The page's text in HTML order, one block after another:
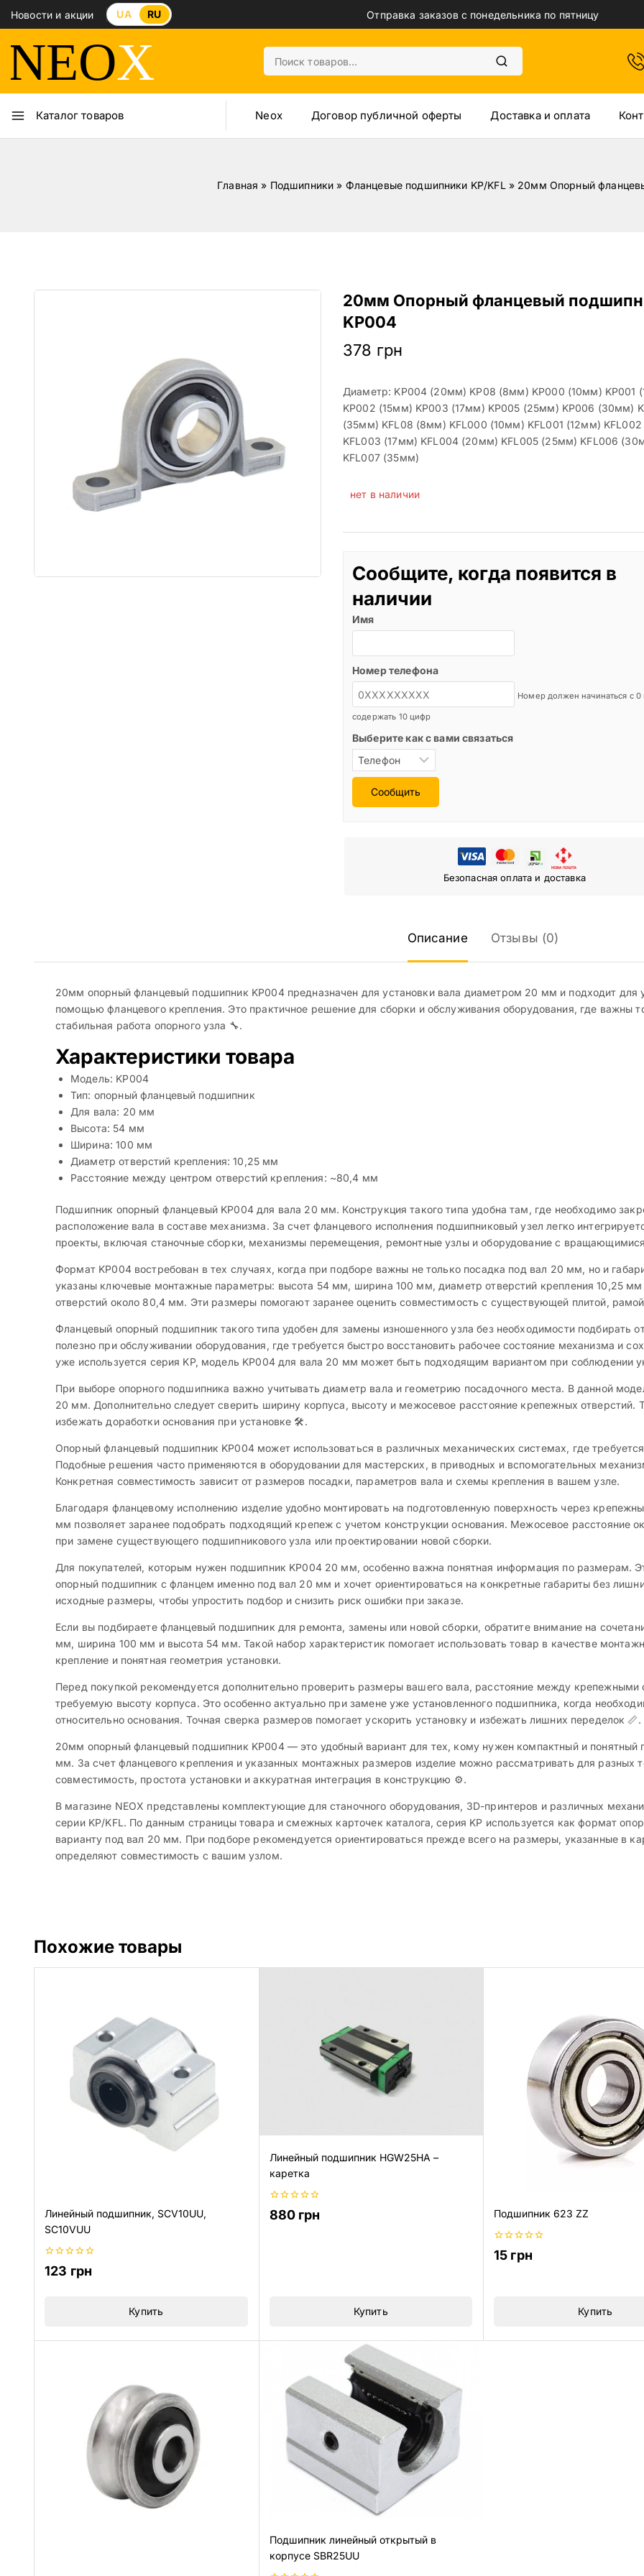
Новости и акции UA RU Отправка заказов с понедельника по пятницу
Каталог товаров Neox Договор публичной оферты Доставка и оплата
Главная » Подшипники » Фланцевые подшипники KP/KFL » 20мм Опорный
20мм Опорный фланцевый
KP004
378 грн
Диаметр: KP004 (20мм) KP08 (8мм) KP000 (10мм) KP001
KP002 (15мм) KP003 (17мм) KP005 (25мм) KP006 (30мм)
(35мм) KFL08 (8мм) KFL000 (10мм) KFL001 (12мм)
KFL003 (17мм) KFL004 (20мм) KFL005 (25мм) KFL006
KFL007 (35мм)
нет в наличии
Сообщите, когда появится в
наличии
Имя
Номер телефона
Номер должен начинаться с 0
содержать 10 цифр
Выберите как с вами связаться
Сообщить
Безопасная оплата и доставка
Описание Отзывы (0)
20мм опорный фланцевый подшипник KP004 предназначен для установки вала диаметром 20 мм и подходит для
помощью фланцевого крепления. Это практичное решение для сборки и обслуживания оборудования, где важны
стабильная работа опорного узла 🔧.
Характеристики товара
Модель: KP004
Тип: опорный фланцевый подшипник
Для вала: 20 мм
Высота: 54 мм
Ширина: 100 мм
Диаметр отверстий крепления: 10,25 мм
Расстояние между центром отверстий крепления: ~80,4 мм
Подшипник опорный фланцевый KP004 для вала 20 мм. Конструкция такого типа удобна там, где необходимо
расположение вала в составе механизма. За счет фланцевого исполнения подшипниковый узел легко
проекты, включая станочные сборки, механизмы перемещения, ремонтные узлы и оборудование с
Формат KP004 востребован в тех случаях, когда при подборе важны не только посадка под вал 20 мм, но и
указаны ключевые монтажные параметры: высота 54 мм, ширина 100 мм, диаметр отверстий крепления 10,25
отверстий около 80,4 мм. Эти размеры помогают заранее оценить совместимость с существующей плитой,
Фланцевый опорный подшипник такого типа удобен для замены изношенного узла без необходимости подбирать
полезно при обслуживании оборудования, где требуется быстро восстановить рабочее состояние механизма и
уже используется серия KP, модель KP004 для вала 20 мм может быть подходящим вариантом при соблюдении
При выборе опорного подшипника важно учитывать диаметр вала и геометрию посадочного места. В данной
20 мм. Дополнительно следует сверить ширину корпуса, высоту и межосевое расстояние крепежных отверстий.
избежать доработки основания при установке 🛠️.
Опорный фланцевый подшипник KP004 может использоваться в различных механических системах, где
Подобные решения часто применяются в оборудовании для мастерских, в приводных и вспомогательных
Конкретная совместимость зависит от размеров посадки, параметров вала и схемы крепления в вашем узле.
Благодаря фланцевому исполнению изделие удобно монтировать на подготовленную поверхность через
мм позволяет заранее подобрать подходящий крепеж с учетом конструкции основания. Межосевое
при замене существующего подшипникового узла или проектировании новой сборки.
Для покупателей, которым нужен подшипник KP004 20 мм, особенно важна понятная информация по размерам.
опорный подшипник с фланцем именно под вал 20 мм и хочет ориентироваться на конкретные габариты без
исходные размеры, чтобы упростить подбор и снизить риск ошибки при заказе.
Если вы подбираете фланцевый подшипник для ремонта, замены или новой сборки, обратите внимание на
мм, ширина 100 мм и высота 54 мм. Такой набор характеристик помогает использовать товар в качестве
крепление и понятная геометрия установки.
Перед покупкой рекомендуется дополнительно проверить размеры вашего вала, расстояние между крепежными
требуемую высоту корпуса. Это особенно актуально при замене уже установленного подшипника, когда
относительно основания. Точная сверка размеров помогает ускорить установку и избежать лишних переделок 📏.
20мм опорный фланцевый подшипник KP004 — это удобный вариант для тех, кому нужен компактный и
мм. За счет фланцевого крепления и указанных монтажных размеров изделие можно рассматривать для разных
совместимость, простота установки и аккуратная интеграция в конструкцию ⚙️.
В магазине NEOX представлены комплектующие для станочного оборудования, 3D-принтеров и различных
серии KP/KFL. По данным страницы товара и смежных карточек каталога, серия KP используется как формат
варианту под вал 20 мм. При подборе рекомендуется ориентироваться прежде всего на размеры, указанные в
определяют совместимость с вашим узлом.
Похожие товары
Линейный подшипник, SCV10UU,
SC10VUU
0
из
123 грн
Купить
Линейный подшипник HGW25HA –
каретка
0
из
880 грн
Купить
Подшипник 623 ZZ
0
из
15 грн
Купить
Подшипник линейный открытый в
корпусе SBR25UU